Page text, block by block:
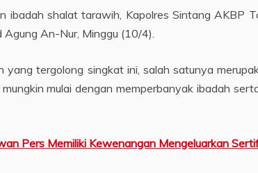
shalat tarawih, Kapolres Sintang AKBP
An-Nur, Minggu (10/4).
yang tergolong singkat ini, salah satunya
mulai dengan memperbanyak ibadah
Pers Memiliki Kewenangan Mengeluarkan